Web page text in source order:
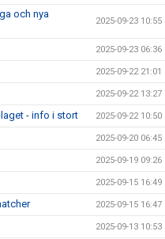
och nya
2025-09-23 10:55
2025-09-23 06:36
2025-09-22 21:01
2025-09-22 13:27
- info i stort 2025-09-22 10:50
2025-09-20 06:45
2025-09-19 09:26
2025-09-15 16:49
2025-09-15 16:47
2025-09-13 10:53